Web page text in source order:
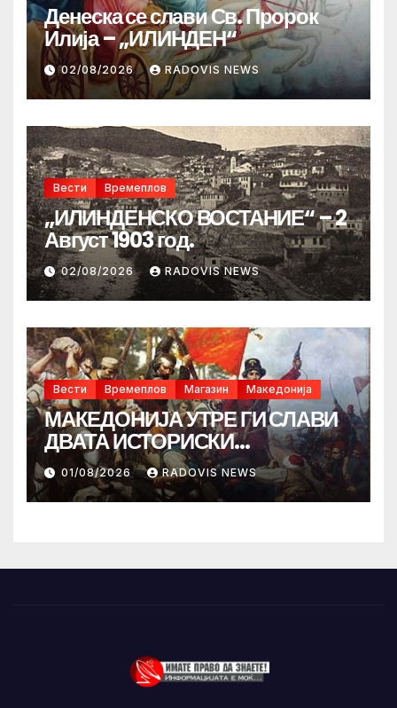
Денеска се слави Св. Пророк
Илија – „ИЛИНДЕН“
02/08/2026 RADOVIS NEWS
Вести Времеплов
„ИЛИНДЕНСКО ВОСТАНИЕ“ – 2
Август 1903 год.
02/08/2026 RADOVIS NEWS
Вести Времеплов Магазин Македонија
МАКЕДОНИЈА УТРЕ ГИ СЛАВИ
ДВАТА ИСТОРИСКИ
ИЛИНДЕНА!
01/08/2026 RADOVIS NEWS